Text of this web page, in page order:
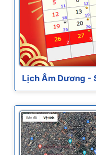
Lịch Âm Dương -